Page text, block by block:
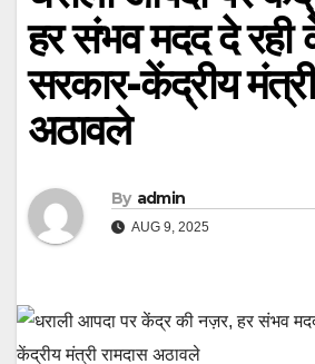
हर संभव मदद दे रही
सरकार-केंद्रीय
अठावले
By admin
AUG 9, 2025